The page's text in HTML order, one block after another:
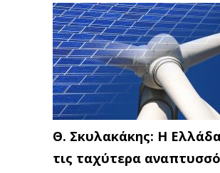
Θ. Σκυλακάκης: Η
τις ταχύτερα